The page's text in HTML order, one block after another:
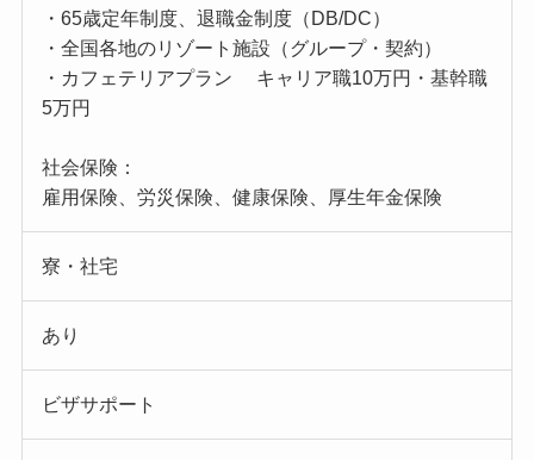
・65歳定年制度、退職金制度（DB/DC）
・全国各地のリゾート施設（グループ・契約）
・カフェテリアプラン キャリア職10万円・基幹職
5万円
社会保険：
雇用保険、労災保険、健康保険、厚生年金保険
寮・社宅
あり
ビザサポート